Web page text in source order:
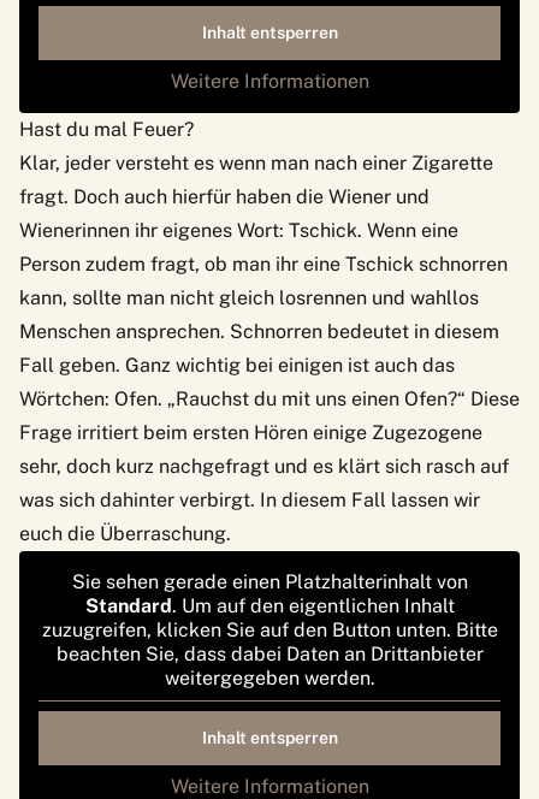
Inhalt entsperren
Weitere Informationen
Hast du mal Feuer?
Klar, jeder versteht es wenn man nach einer Zigarette
fragt. Doch auch hierfür haben die Wiener und
Wienerinnen ihr eigenes Wort: Tschick. Wenn eine
Person zudem fragt, ob man ihr eine Tschick schnorren
kann, sollte man nicht gleich losrennen und wahllos
Menschen ansprechen. Schnorren bedeutet in diesem
Fall geben. Ganz wichtig bei einigen ist auch das
Wörtchen: Ofen. „Rauchst du mit uns einen Ofen?“ Diese
Frage irritiert beim ersten Hören einige Zugezogene
sehr, doch kurz nachgefragt und es klärt sich rasch auf
was sich dahinter verbirgt. In diesem Fall lassen wir
euch die Überraschung.
Sie sehen gerade einen Platzhalterinhalt von
Standard. Um auf den eigentlichen Inhalt
zuzugreifen, klicken Sie auf den Button unten. Bitte
beachten Sie, dass dabei Daten an Drittanbieter
weitergegeben werden.
Inhalt entsperren
Weitere Informationen